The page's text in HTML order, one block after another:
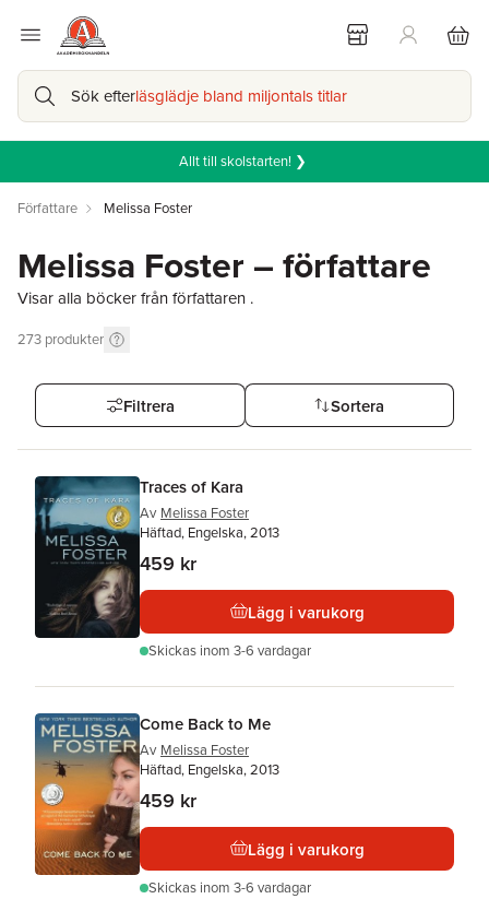
Sök efterläsglädje bland miljontals titlar
Allt till skolstarten! ❯
Författare Melissa Foster
Melissa Foster – författare
Visar alla böcker från författaren .
273 produkter
Filtrera Sortera
Traces of Kara
Av Melissa Foster
Häftad, Engelska, 2013
459 kr
Lägg i varukorg
Skickas inom 3-6 vardagar
Come Back to Me
Av Melissa Foster
Häftad, Engelska, 2013
459 kr
Lägg i varukorg
Skickas inom 3-6 vardagar